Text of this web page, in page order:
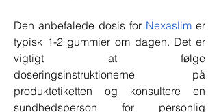
Den anbefalede dosis for Nexaslim er
typisk 1-2 gummier om dagen. Det er
vigtigt at følge
doseringsinstruktionerne på
produktetiketten og konsultere en
sundhedsperson for personlig